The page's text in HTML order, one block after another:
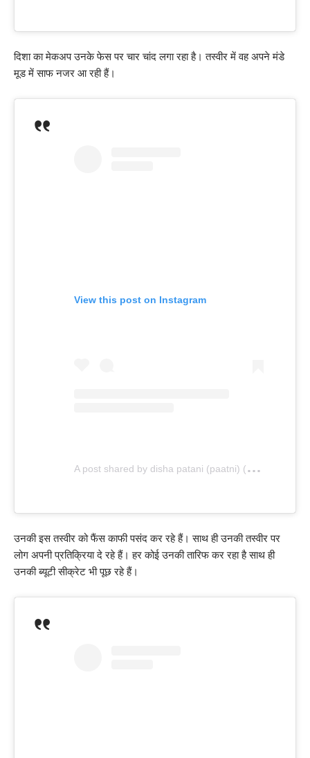
दिशा का मेकअप उनके फेस पर चार चांद लगा रहा है। तस्वीर में वह अपने मंडे
मूड में साफ नजर आ रही हैं।
View this post on Instagram
A
post shared by disha patani (paatni) (@dishapatani)
उनकी इस तस्वीर को फैंस काफी पसंद कर रहे हैं। साथ ही उनकी तस्वीर पर
लोग अपनी प्रतिक्रिया दे रहे हैं। हर कोई उनकी तारिफ कर रहा है साथ ही
उनकी ब्यूटी सीक्रेट भी पूछ रहे हैं।